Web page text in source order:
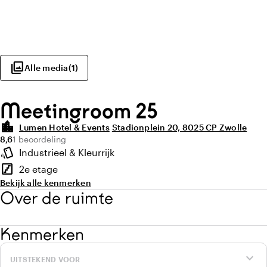
photo_libraryAlle media(1)
Meetingroom 25
location_city Lumen Hotel & Events Stadionplein 20, 8025 CP Zwolle
Gemiddelde beoordeling van 8,6 uit 10
8,6Aantal beoordelingen: 1
1 beoordeling
Highlights
style
Sfeer en uitstraling
Industrieel & Kleurrijk
stairs
Verdieping
2e etage
Bekijk alle kenmerken
Over de ruimte
Kenmerken
expand_more
UITSTEKEND VOOR